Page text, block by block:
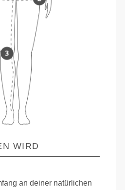
WIRD
an deiner natürlichen